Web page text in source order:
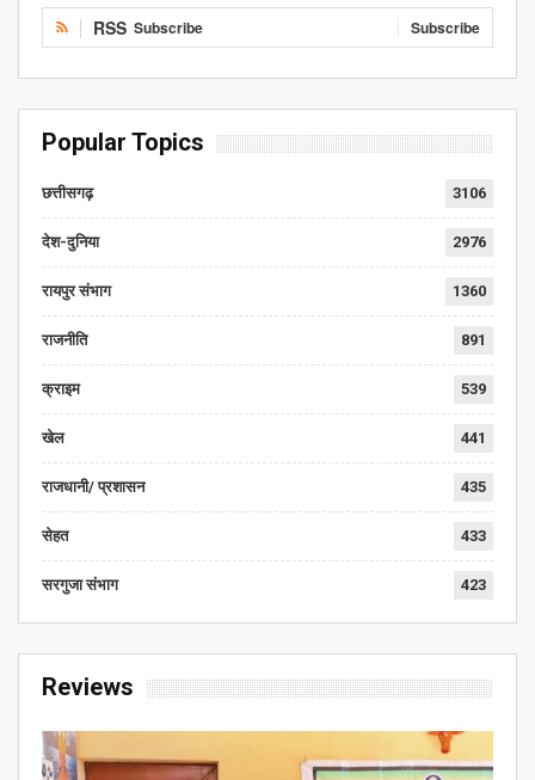
RSS Subscribe Subscribe
Popular Topics
छत्तीसगढ़ 3106
देश-दुनिया 2976
रायपुर संभाग 1360
राजनीति 891
क्राइम 539
खेल 441
राजधानी/ प्रशासन 435
सेहत 433
सरगुजा संभाग 423
Reviews